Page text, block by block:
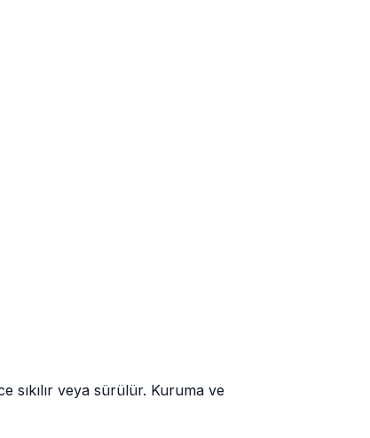
sıkılır veya sürülür. Kuruma ve